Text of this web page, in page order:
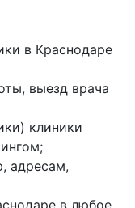
в Краснодаре
выезд врача
клиники
адресам,
в любое